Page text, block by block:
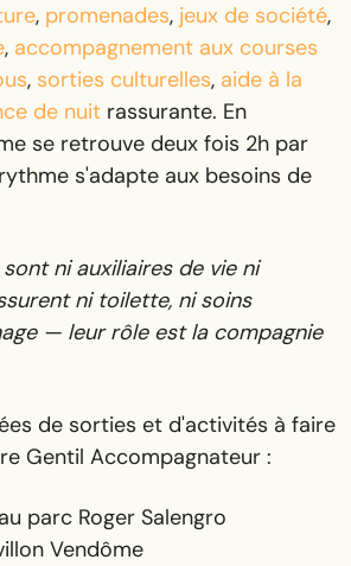
, promenades, jeux de société,
, accompagnement aux courses
, sorties culturelles, aide à la
de nuit rassurante. En
se retrouve deux fois 2h par
s'adapte aux besoins de
ni auxiliaires de vie ni
ni toilette, ni soins
— leur rôle est la compagnie
de sorties et d'activités à faire
Gentil Accompagnateur :
parc Roger Salengro
Vendôme